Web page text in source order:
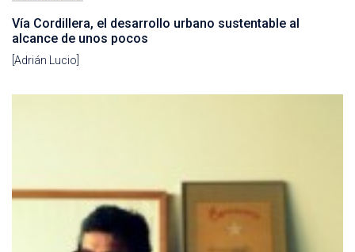
Vía Cordillera, el desarrollo urbano sustentable al
alcance de unos pocos
[Adrián Lucio]